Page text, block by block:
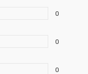
0
0
0